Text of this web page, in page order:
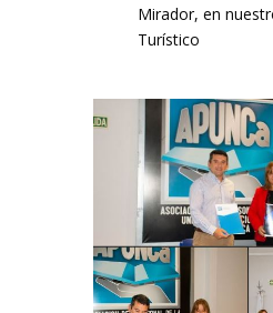
Mirador, en
Turístico